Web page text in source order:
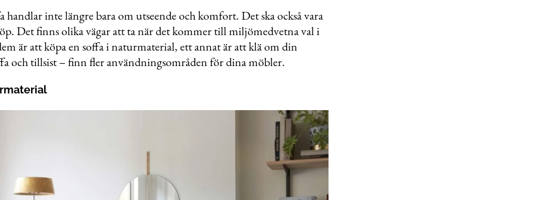
handlar inte längre bara om utseende och komfort. Det ska också vara
Det finns olika vägar att ta när det kommer till miljömedvetna val i
är att köpa en soffa i naturmaterial, ett annat är att klä om din
och tillsist – finn fler användningsområden för dina möbler.